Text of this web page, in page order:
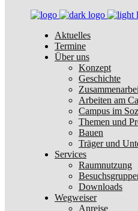
Aktuelles
Termine
Über uns
Konzept
Geschichte
Arbeiten am
Campus im
Themen und
Bauen
Träger und
Services
Raumnutzung
Downloads
Wegweiser
Anreise